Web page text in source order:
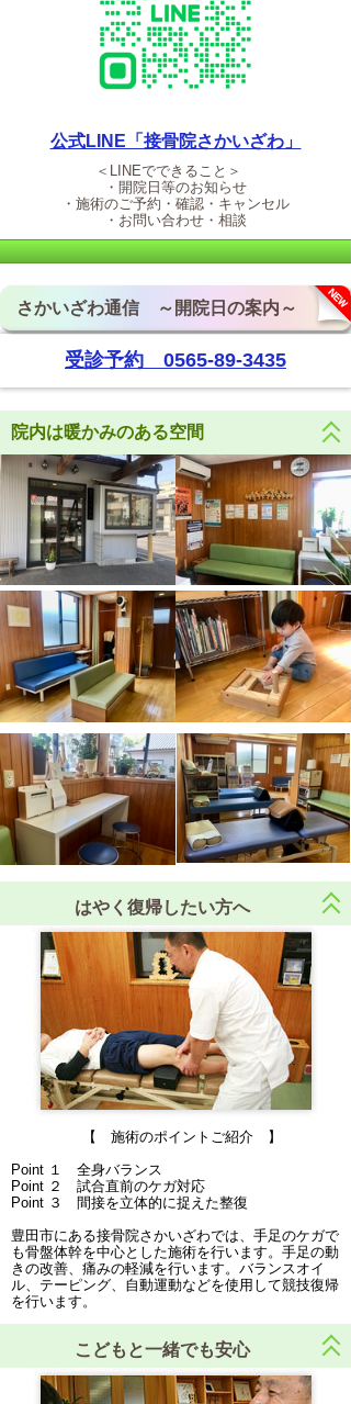
公式LINE「接骨院さかいざわ」
＜LINEでできること＞
・開院日等のお知らせ
・施術のご予約・確認・キャンセル
・お問い合わせ・相談
さかいざわ通信 ～開院日の案内～
受診予約 0565-89-3435
院内は暖かみのある空間
はやく復帰したい方へ
【 施術のポイントご紹介 】
Point １ 全身バランス
Point ２ 試合直前のケガ対応
Point ３ 間接を立体的に捉えた整復
豊田市にある接骨院さかいざわでは、手足のケガで
も骨盤体幹を中心とした施術を行います。手足の動
きの改善、痛みの軽減を行います。バランスオイ
ル、テーピング、自動運動などを使用して競技復帰
を行います。
こどもと一緒でも安心